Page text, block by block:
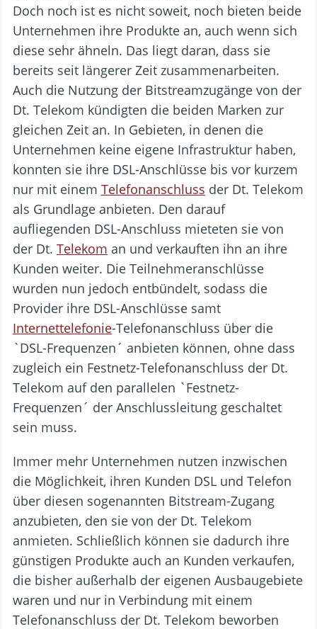
Doch noch ist es nicht soweit, noch bieten beide
Unternehmen ihre Produkte an, auch wenn sich
diese sehr ähneln. Das liegt daran, dass sie
bereits seit längerer Zeit zusammenarbeiten.
Auch die Nutzung der Bitstreamzugänge von der
Dt. Telekom kündigten die beiden Marken zur
gleichen Zeit an. In Gebieten, in denen die
Unternehmen keine eigene Infrastruktur haben,
konnten sie ihre DSL-Anschlüsse bis vor kurzem
nur mit einem Telefonanschluss der Dt. Telekom
als Grundlage anbieten. Den darauf
aufliegenden DSL-Anschluss mieteten sie von
der Dt. Telekom an und verkauften ihn an ihre
Kunden weiter. Die Teilnehmeranschlüsse
wurden nun jedoch entbündelt, sodass die
Provider ihre DSL-Anschlüsse samt
Internettelefonie-Telefonanschluss über die
`DSL-Frequenzen´ anbieten können, ohne dass
zugleich ein Festnetz-Telefonanschluss der Dt.
Telekom auf den parallelen `Festnetz-
Frequenzen´ der Anschlussleitung geschaltet
sein muss.
Immer mehr Unternehmen nutzen inzwischen
die Möglichkeit, ihren Kunden DSL und Telefon
über diesen sogenannten Bitstream-Zugang
anzubieten, den sie von der Dt. Telekom
anmieten. Schließlich können sie dadurch ihre
günstigen Produkte auch an Kunden verkaufen,
die bisher außerhalb der eigenen Ausbaugebiete
waren und nur in Verbindung mit einem
Telefonanschluss der Dt. Telekom beworben